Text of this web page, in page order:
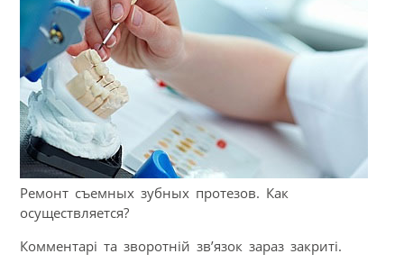
Ремонт съемных зубных протезов. Как
осуществляется?
Комментарі та зворотній зв’язок зараз закриті.